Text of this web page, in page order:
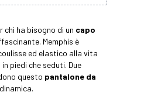
chi ha bisogno di un capo
Memphis è
ed elastico alla vita
piedi che seduti. Due
questo pantalone da